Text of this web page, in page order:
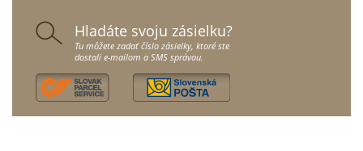
Hladáte svoju zásielku?
Tu môžete zadať číslo zásielky, ktoré ste
dostali e-mailom a SMS správou.